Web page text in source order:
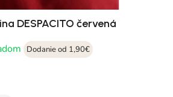
DESPACITO červená
Dodanie od 1,90€